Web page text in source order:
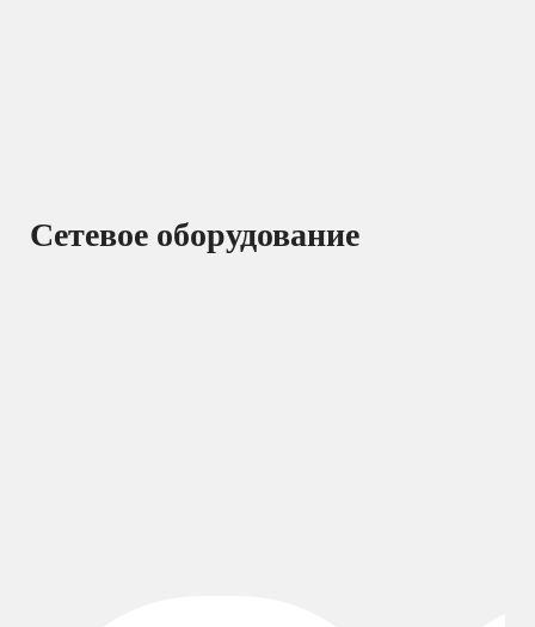
Сетевое оборудование